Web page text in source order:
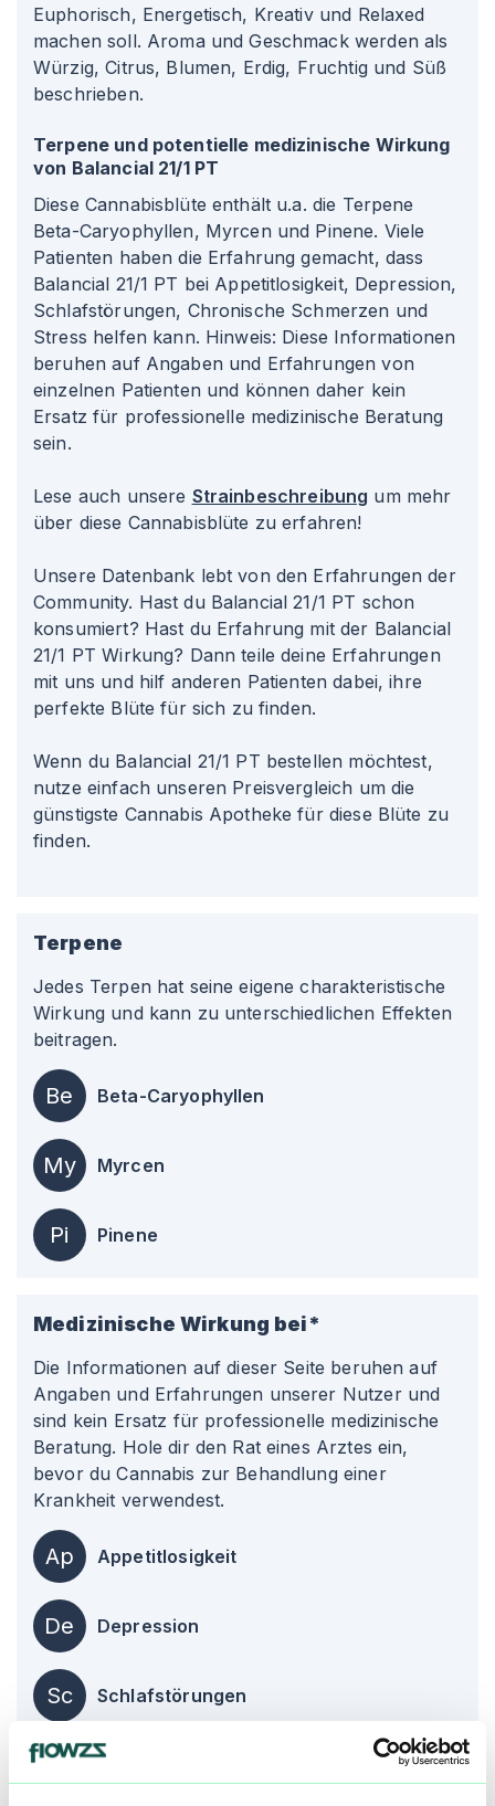
Euphorisch, Energetisch, Kreativ und Relaxed
machen soll. Aroma und Geschmack werden als
Würzig, Citrus, Blumen, Erdig, Fruchtig und Süß
beschrieben.
Terpene und potentielle medizinische Wirkung
von Balancial 21/1 PT
Diese Cannabisblüte enthält u.a. die Terpene
Beta-Caryophyllen, Myrcen und Pinene. Viele
Patienten haben die Erfahrung gemacht, dass
Balancial 21/1 PT bei Appetitlosigkeit, Depression,
Schlafstörungen, Chronische Schmerzen und
Stress helfen kann. Hinweis: Diese Informationen
beruhen auf Angaben und Erfahrungen von
einzelnen Patienten und können daher kein
Ersatz für professionelle medizinische Beratung
sein.
Lese auch unsere Strainbeschreibung um mehr
über diese Cannabisblüte zu erfahren!
Unsere Datenbank lebt von den Erfahrungen der
Community. Hast du Balancial 21/1 PT schon
konsumiert? Hast du Erfahrung mit der Balancial
21/1 PT Wirkung? Dann teile deine Erfahrungen
mit uns und hilf anderen Patienten dabei, ihre
perfekte Blüte für sich zu finden.
Wenn du Balancial 21/1 PT bestellen möchtest,
nutze einfach unseren Preisvergleich um die
günstigste Cannabis Apotheke für diese Blüte zu
finden.
Terpene
Jedes Terpen hat seine eigene charakteristische
Wirkung und kann zu unterschiedlichen Effekten
beitragen.
Be Beta-Caryophyllen
My Myrcen
Pi Pinene
Medizinische Wirkung bei*
Die Informationen auf dieser Seite beruhen auf
Angaben und Erfahrungen unserer Nutzer und
sind kein Ersatz für professionelle medizinische
Beratung. Hole dir den Rat eines Arztes ein,
bevor du Cannabis zur Behandlung einer
Krankheit verwendest.
Ap Appetitlosigkeit
De Depression
Sc Schlafstörungen